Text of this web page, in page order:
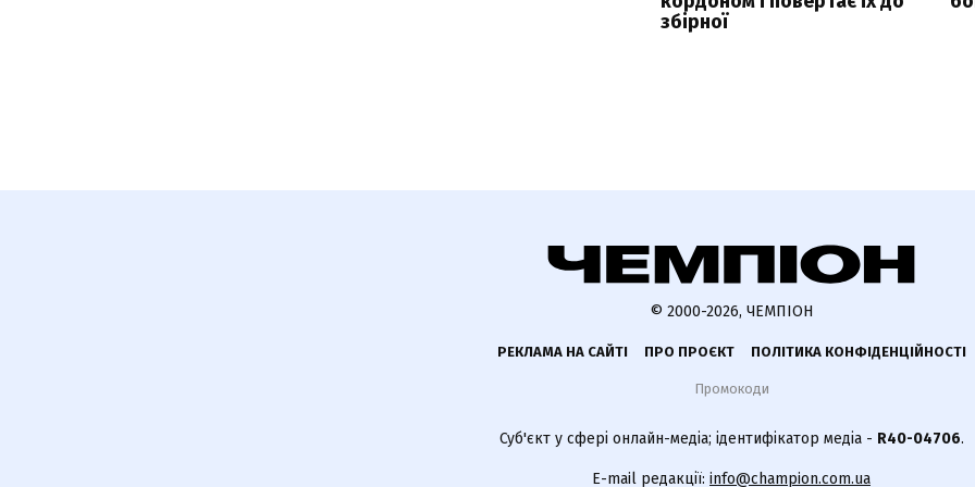
збірної
© 2000-2026, ЧЕМПІОН
РЕКЛАМА НА САЙТІ ПРО ПРОЄКТ ПОЛІТИКА КОНФІДЕНЦІЙНОСТІ
Промокоди
Суб'єкт у сфері онлайн-медіа; ідентифікатор медіа - R40-04706.
E-mail редакції: info@champion.com.ua